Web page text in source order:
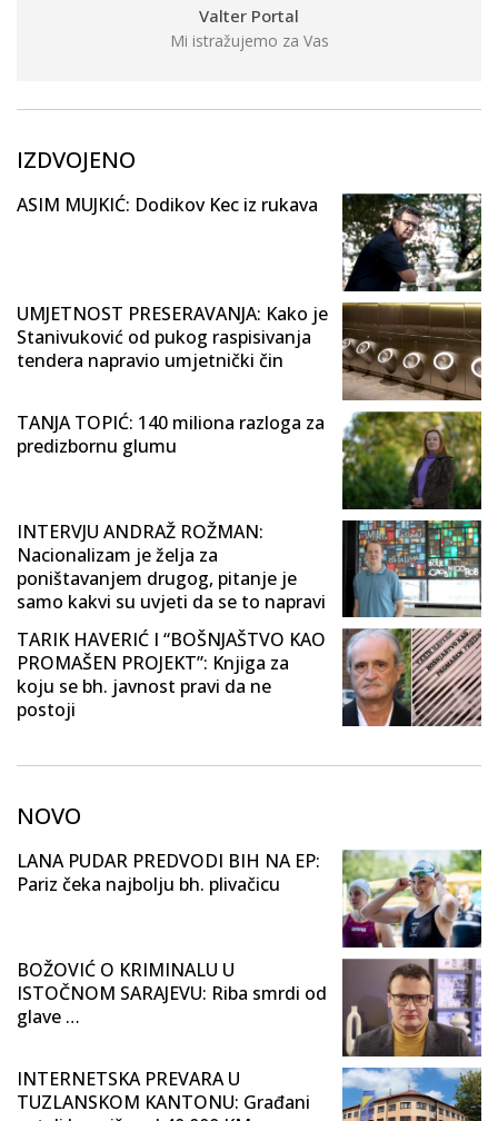
Valter Portal
Mi istražujemo za Vas
IZDVOJENO
ASIM MUJKIĆ: Dodikov Kec iz rukava
UMJETNOST PRESERAVANJA: Kako je
Stanivuković od pukog raspisivanja
tendera napravio umjetnički čin
TANJA TOPIĆ: 140 miliona razloga za
predizbornu glumu
INTERVJU ANDRAŽ ROŽMAN:
Nacionalizam je želja za
poništavanjem drugog, pitanje je
samo kakvi su uvjeti da se to napravi
TARIK HAVERIĆ I “BOŠNJAŠTVO KAO
PROMAŠEN PROJEKT”: Knjiga za
koju se bh. javnost pravi da ne
postoji
NOVO
LANA PUDAR PREDVODI BIH NA EP:
Pariz čeka najbolju bh. plivačicu
BOŽOVIĆ O KRIMINALU U
ISTOČNOM SARAJEVU: Riba smrdi od
glave …
INTERNETSKA PREVARA U
TUZLANSKOM KANTONU: Građani